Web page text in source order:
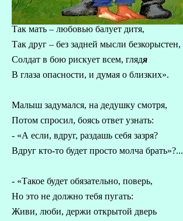
Так мать – любовью балует дитя,
Так друг – без задней мысли безкорыстен,
Солдат в бою рискует всем, глядя
В глаза опасности, и думая о близких».
Малыш задумался, на дедушку смотря,
Потом спросил, боясь ответ узнать:
- «А если, вдруг, раздашь себя зазря?
Вдруг кто-то будет просто молча брать»?...
- «Такое будет обязательно, поверь,
Но это не должно тебя пугать:
Живи, люби, держи открытой дверь